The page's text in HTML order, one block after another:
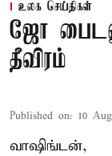
உலக செய்திகள்
ஜோ
தீவிரம்
Published on: 10
வாஷிங்டன்,